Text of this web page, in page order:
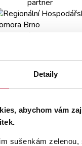
Detaily
abychom vám
sušenkám zelenou,